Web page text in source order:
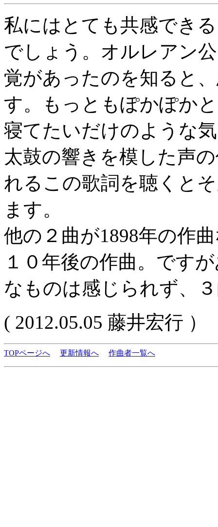
私にはとても共感でき
でしょう。オルレアン
覚があったのを知ると
す。もっともぽかぽか
寝てたいだけのような
太鼓の響きを模した声
れるこの歌詞を聴くと
ます。
他の２曲が1898年の作
１０年後の作曲。です
なものは感じられず、
( 2012.05.05 藤井宏行 ）
TOPページへ 更新情報へ 作曲者一覧へ